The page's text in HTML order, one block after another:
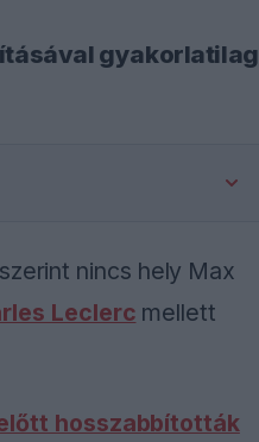
gyakorlatilag
nincs hely Max
Leclerc mellett
hosszabbították